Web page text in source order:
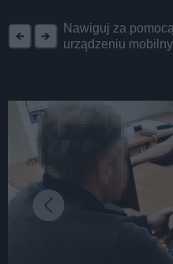
Nawiguj za
urządzeniu